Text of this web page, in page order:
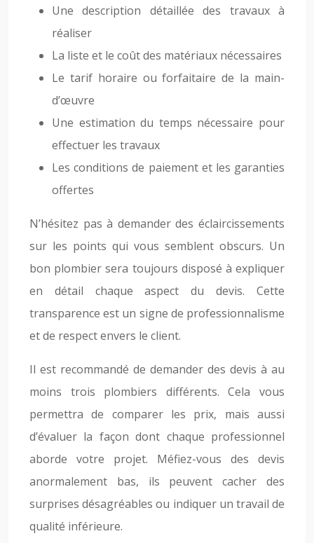
Une description détaillée des travaux à
réaliser
La liste et le coût des matériaux nécessaires
Le tarif horaire ou forfaitaire de la main-
d’œuvre
Une estimation du temps nécessaire pour
effectuer les travaux
Les conditions de paiement et les garanties
offertes
N’hésitez pas à demander des éclaircissements
sur les points qui vous semblent obscurs. Un
bon plombier sera toujours disposé à expliquer
en détail chaque aspect du devis. Cette
transparence est un signe de professionnalisme
et de respect envers le client.
Il est recommandé de demander des devis à au
moins trois plombiers différents. Cela vous
permettra de comparer les prix, mais aussi
d’évaluer la façon dont chaque professionnel
aborde votre projet. Méfiez-vous des devis
anormalement bas, ils peuvent cacher des
surprises désagréables ou indiquer un travail de
qualité inférieure.